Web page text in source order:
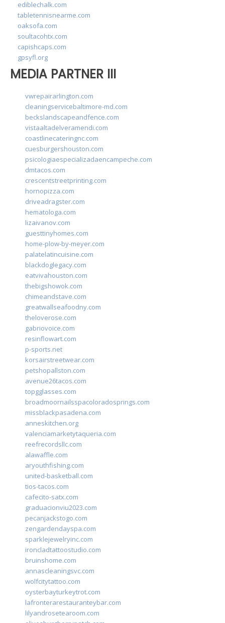
ediblechalk.com
tabletennisnearme.com
oaksofa.com
soultacohtx.com
capishcaps.com
gpsyfl.org
MEDIA PARTNER III
vwrepairarlington.com
cleaningservicebaltimore-md.com
beckslandscapeandfence.com
vistaaltadelveramendi.com
coastlinecateringnc.com
cuesburgershouston.com
psicologiaespecializadaencampeche.com
dmtacos.com
crescentstreetprinting.com
hornopizza.com
driveadragster.com
hematologa.com
lizaivanov.com
guesttinyhomes.com
home-plow-by-meyer.com
palatelatincuisine.com
blackdoglegacy.com
eatvivahouston.com
thebigshowok.com
chimeandstave.com
greatwallseafoodny.com
theloverose.com
gabriovoice.com
resinflowart.com
p-sports.net
korsairstreetwear.com
petshopallston.com
avenue26tacos.com
topgglasses.com
broadmoornailsspacoloradosprings.com
missblackpasadena.com
anneskitchen.org
valenciamarketytaqueria.com
reefrecordsllc.com
alawaffle.com
aryouthfishing.com
united-basketball.com
tios-tacos.com
cafecito-satx.com
graduacionviu2023.com
pecanjackstogo.com
zengardendayspa.com
sparklejewelryinc.com
ironcladtattoostudio.com
bruinshome.com
annascleaningsvc.com
wolfcitytattoo.com
oysterbayturkeytrot.com
lafronterarestauranteybar.com
lilyandrosetearoom.com